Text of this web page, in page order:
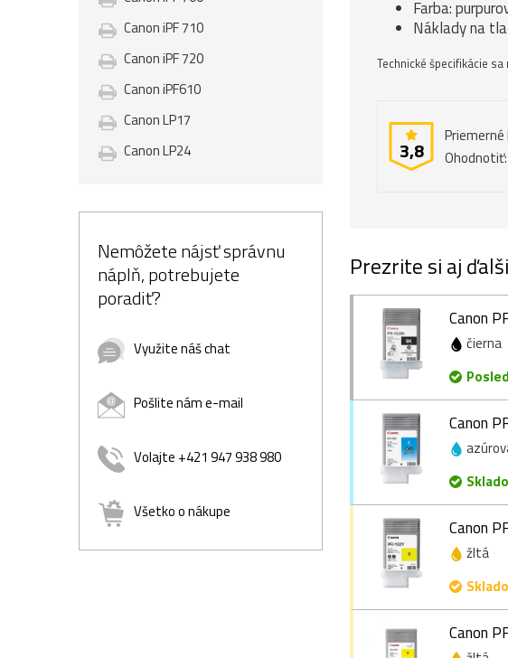
Canon iPF 710
Canon iPF 720
Canon iPF610
Canon LP17
Canon LP24
Nemôžete nájsť správnu
náplň, potrebujete
poradiť?
Využite náš chat
Pošlite nám e-mail
Volajte +421 947 938 980
Všetko o nákupe
Farba:
Náklady na
Technické špecifikácie
3,8
Ohodnotiť:
Prezrite si aj
Canon
čierna
Canon
Canon
žltá
Canon